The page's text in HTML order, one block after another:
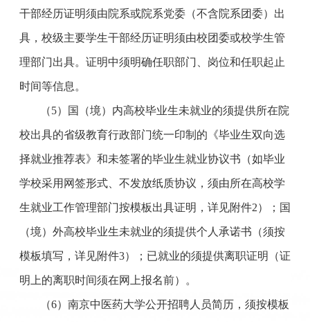
干部经历证明须由院系或院系党委（不含院系团委）出
具，校级主要学生干部经历证明须由校团委或校学生管
理部门出具。证明中须明确任职部门、岗位和任职起止
时间等信息。
（5）国（境）内高校毕业生未就业的须提供所在院
校出具的省级教育行政部门统一印制的《毕业生双向选
择就业推荐表》和未签署的毕业生就业协议书（如毕业
学校采用网签形式、不发放纸质协议，须由所在高校学
生就业工作管理部门按模板出具证明，详见附件2）；国
（境）外高校毕业生未就业的须提供个人承诺书（须按
模板填写，详见附件3）；已就业的须提供离职证明（证
明上的离职时间须在网上报名前）。
（6）南京中医药大学公开招聘人员简历，须按模板